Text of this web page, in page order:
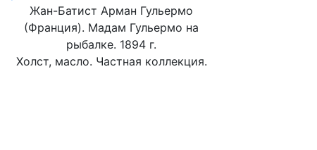
Жан-Батист Арман Гульермо
(Франция). Мадам Гульермо на
рыбалке. 1894 г.
Холст, масло. Частная коллекция.